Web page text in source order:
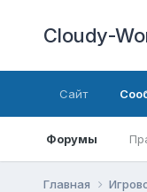
Cloudy-
Сайт
Форумы
Главная